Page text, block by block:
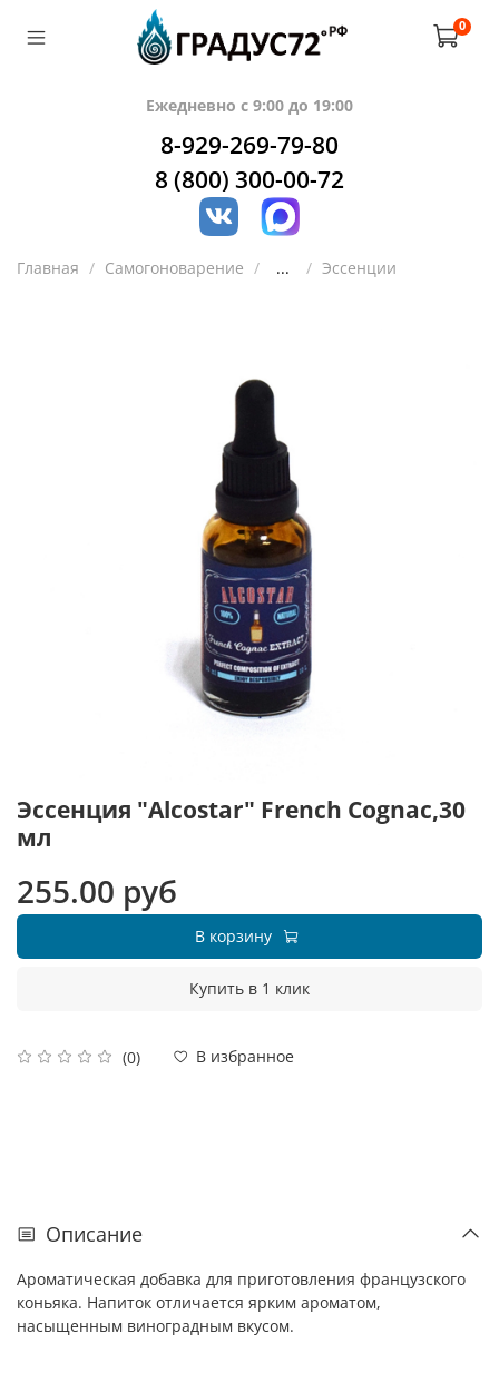
0
Ежедневно с 9:00 до 19:00
8-929-269-79-80
8 (800) 300-00-72
Главная Самогоноварение ... Эссенции
Эссенция "Alcostar" French Cognac,30
мл
(0) В избранное
255.00 руб
В корзину
Купить в 1 клик
Описание
Ароматическая добавка для приготовления французского
коньяка. Напиток отличается ярким ароматом,
насыщенным виноградным вкусом.